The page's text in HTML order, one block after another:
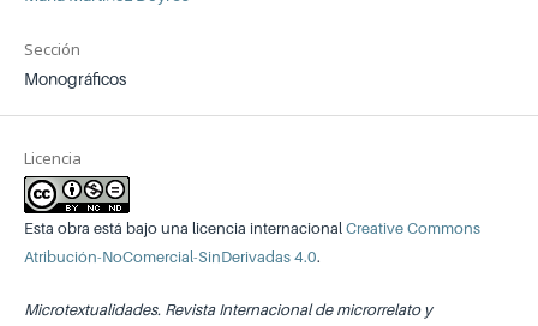
Sección
Monográficos
Licencia
Esta obra está bajo una licencia internacionalCreative Commons
Atribución-NoComercial-SinDerivadas 4.0.
Microtextualidades. Revista Internacional de microrrelato y